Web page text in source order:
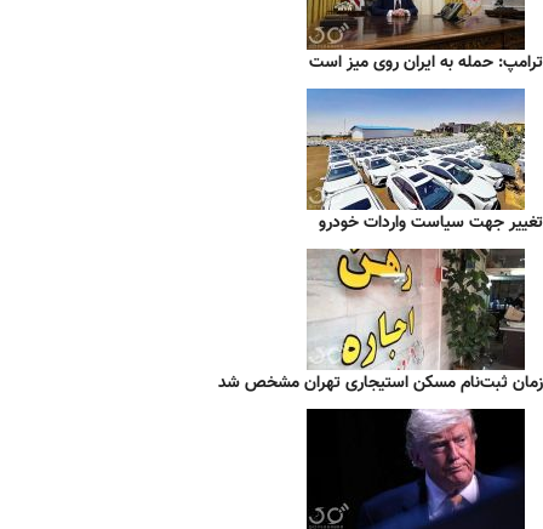
ترامپ: حمله به ایران روی میز است
تغییر جهت سیاست واردات خودرو
زمان ثبت‌نام مسکن استیجاری تهران مشخص شد